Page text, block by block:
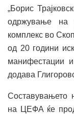
„Борис
одржување на
комплекс во
од 20 години
манифестации и
додава
Составувањето
на ЦЕФА ќе